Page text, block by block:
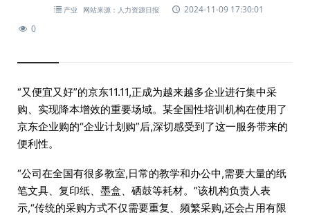
产业 网站来源：人力资源日报
2024-11-09 17:30:01
0
“又便宜又好”的京东11.11,正成为越来越多企业进行集中采
购、实现降本增效的重要场域。某全国性培训机构在使用了
京东企业购的“企业计划购”后,深切感受到了这一服务带来的
便利性。
“公司在全国有很多教室,日常的教学和办公中,需要大量的纸
笔文具、复印纸、墨盒、硒鼓等耗材。”该机构负责人表
示,“传统的采购方式不仅需要重复、频繁采购,还会占用有限